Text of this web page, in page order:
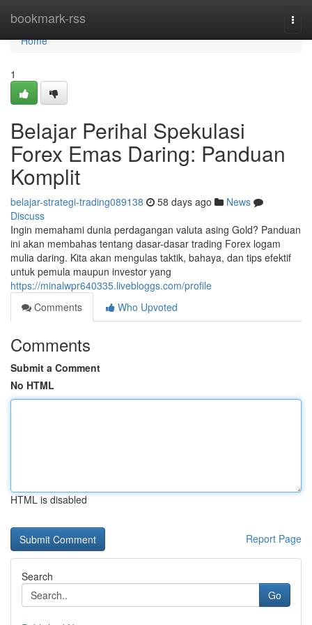
bookmark-rss
Home
Home
1
Belajar Perihal Spekulasi
Forex Emas Daring: Panduan
Komplit
belajar-strategi-trading089138 58 days ago
News
Discuss
Ingin memahami dunia perdagangan valuta asing Gold? Panduan
ini akan membahas tentang dasar-dasar trading Forex logam
mulia daring. Kita akan mengulas taktik, bahaya, dan tips efektif
untuk pemula maupun investor yang
https://minalwpr640335.livebloggs.com/profile
Comments
Who Upvoted
Comments
Submit a Comment
No HTML
HTML is disabled
Report Page
Search
Go